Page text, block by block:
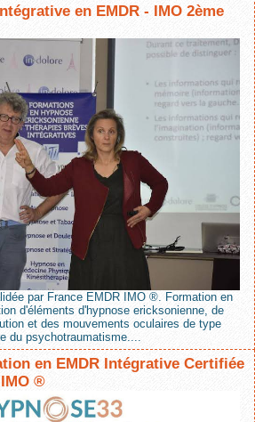
en EMDR - IMO 2ème
par France EMDR IMO ®. Formation en
d'éléments d'hypnose ericksonienne, de
et des mouvements oculaires de type
du psychotraumatisme....
en EMDR Intégrative Certifiée
®